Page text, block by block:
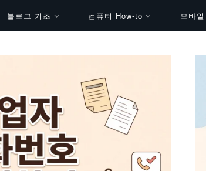
블로그 기초 컴퓨터 How-to 모바